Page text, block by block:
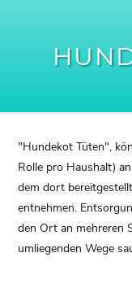
"Hundekot Tüten",
Rolle pro Haushalt)
dem dort
entnehmen.
den Ort an mehreren
umliegenden Wege